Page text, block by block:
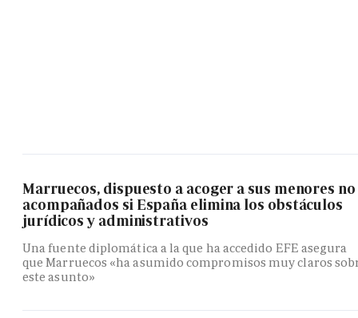
Marruecos, dispuesto a acoger a sus menores no
acompañados si España elimina los obstáculos
jurídicos y administrativos
Una fuente diplomática a la que ha accedido EFE asegura
que Marruecos «ha asumido compromisos muy claros
este asunto»